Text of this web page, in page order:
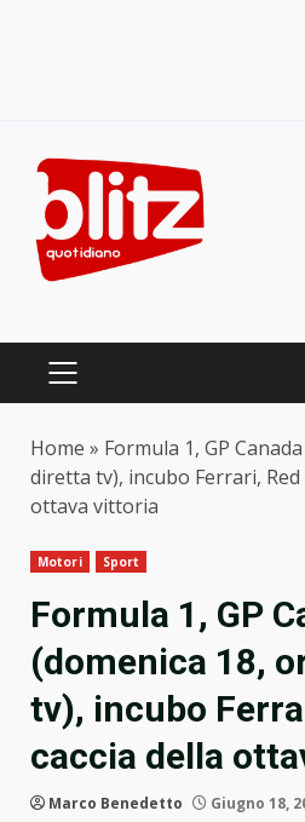
content
PRIMARY
Home » Formula 1, GP
diretta tv), incubo Ferrari, Red
ottava vittoria
Motori Sport
Formula 1, GP
(domenica 18,
tv), incubo
caccia della
Marco Benedetto Giugno 18,